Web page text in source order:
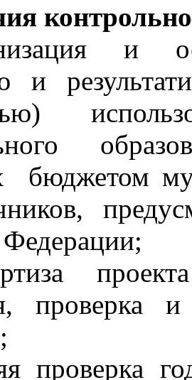
и
и
бюджетом
проверка
проверка